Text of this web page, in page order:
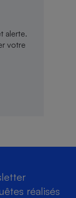
alerte.
votre
réalisés